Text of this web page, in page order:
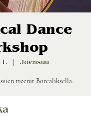
Dance
Joensuu
treenit Borealiksella.